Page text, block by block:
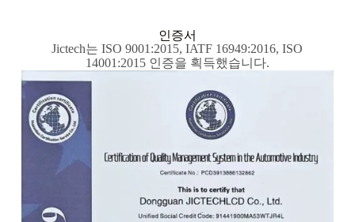
인증서
Jictech는 ISO 9001:2015, IATF 16949:2016, ISO
14001:2015 인증을 획득했습니다.